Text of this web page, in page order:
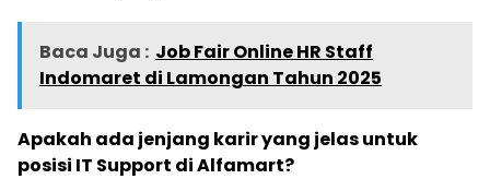
Baca Juga : Job Fair Online HR Staff
Indomaret di Lamongan Tahun 2025
Apakah ada jenjang karir yang jelas untuk
posisi IT Support di Alfamart?